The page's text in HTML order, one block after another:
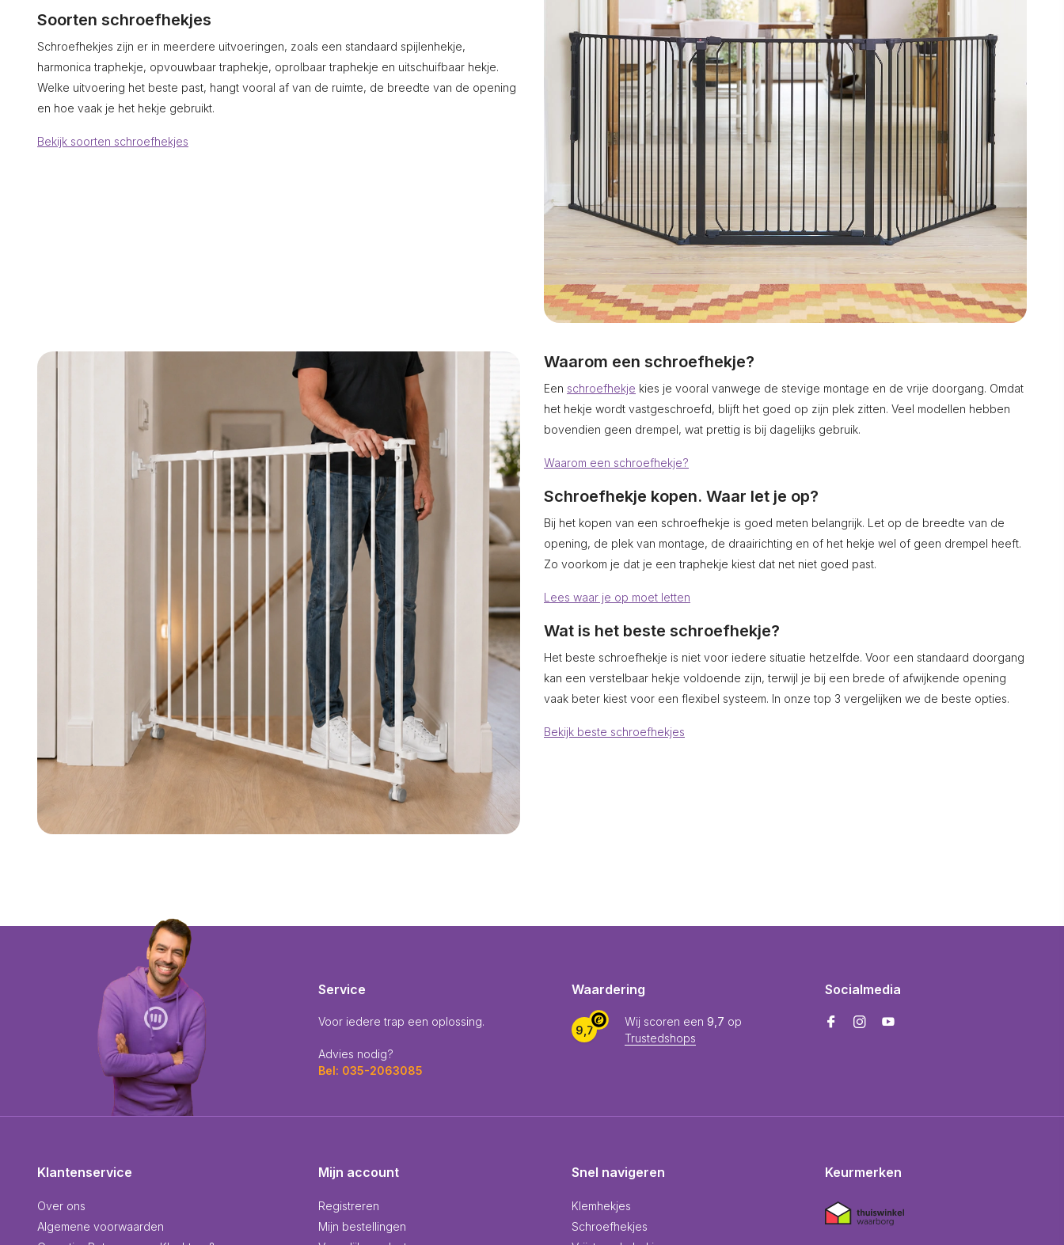
Soorten schroefhekjes
Schroefhekjes zijn er in meerdere uitvoeringen, zoals een standaard spijlenhekje,
harmonica traphekje, opvouwbaar traphekje, oprolbaar traphekje en uitschuifbaar hekje.
Welke uitvoering het beste past, hangt vooral af van de ruimte, de breedte van de opening
en hoe vaak je het hekje gebruikt.
Bekijk soorten schroefhekjes
Waarom een schroefhekje?
Een schroefhekje kies je vooral vanwege de stevige montage en de vrije doorgang. Omdat
het hekje wordt vastgeschroefd, blijft het goed op zijn plek zitten. Veel modellen hebben
bovendien geen drempel, wat prettig is bij dagelijks gebruik.
Waarom een schroefhekje?
Schroefhekje kopen. Waar let je op?
Bij het kopen van een schroefhekje is goed meten belangrijk. Let op de breedte van de
opening, de plek van montage, de draairichting en of het hekje wel of geen drempel heeft.
Zo voorkom je dat je een traphekje kiest dat net niet goed past.
Lees waar je op moet letten
Wat is het beste schroefhekje?
Het beste schroefhekje is niet voor iedere situatie hetzelfde. Voor een standaard doorgang
kan een verstelbaar hekje voldoende zijn, terwijl je bij een brede of afwijkende opening
vaak beter kiest voor een flexibel systeem. In onze top 3 vergelijken we de beste opties.
Bekijk beste schroefhekjes
Service
Voor iedere trap een oplossing.
Advies nodig?
Bel: 035-2063085
Waardering
9,7
Wij scoren een 9,7 op
Trustedshops
Socialmedia
Klantenservice
Over ons
Algemene voorwaarden
Mijn account
Registreren
Mijn bestellingen
Snel navigeren
Klemhekjes
Schroefhekjes
Keurmerken